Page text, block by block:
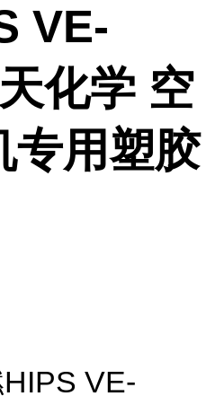
VE-
化学 空
专用塑胶
VE-